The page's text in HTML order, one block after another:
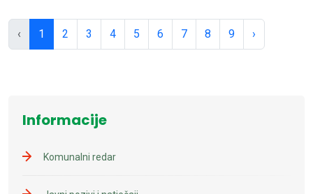
‹ 1 2 3 4 5 6 7 8 9 ›
Informacije
Komunalni redar